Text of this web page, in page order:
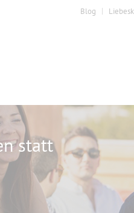
Blog
statt